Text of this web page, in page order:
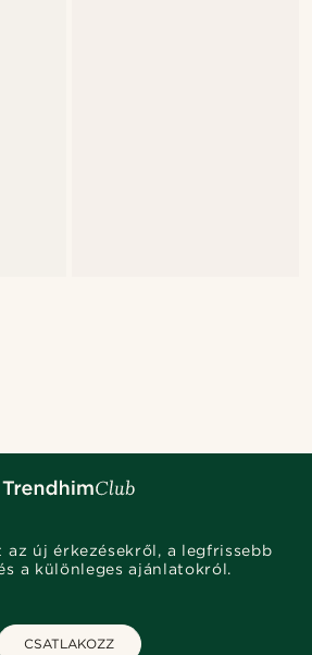
az új érkezésekről, a legfrissebb
a különleges ajánlatokról.
CSATLAKOZZ